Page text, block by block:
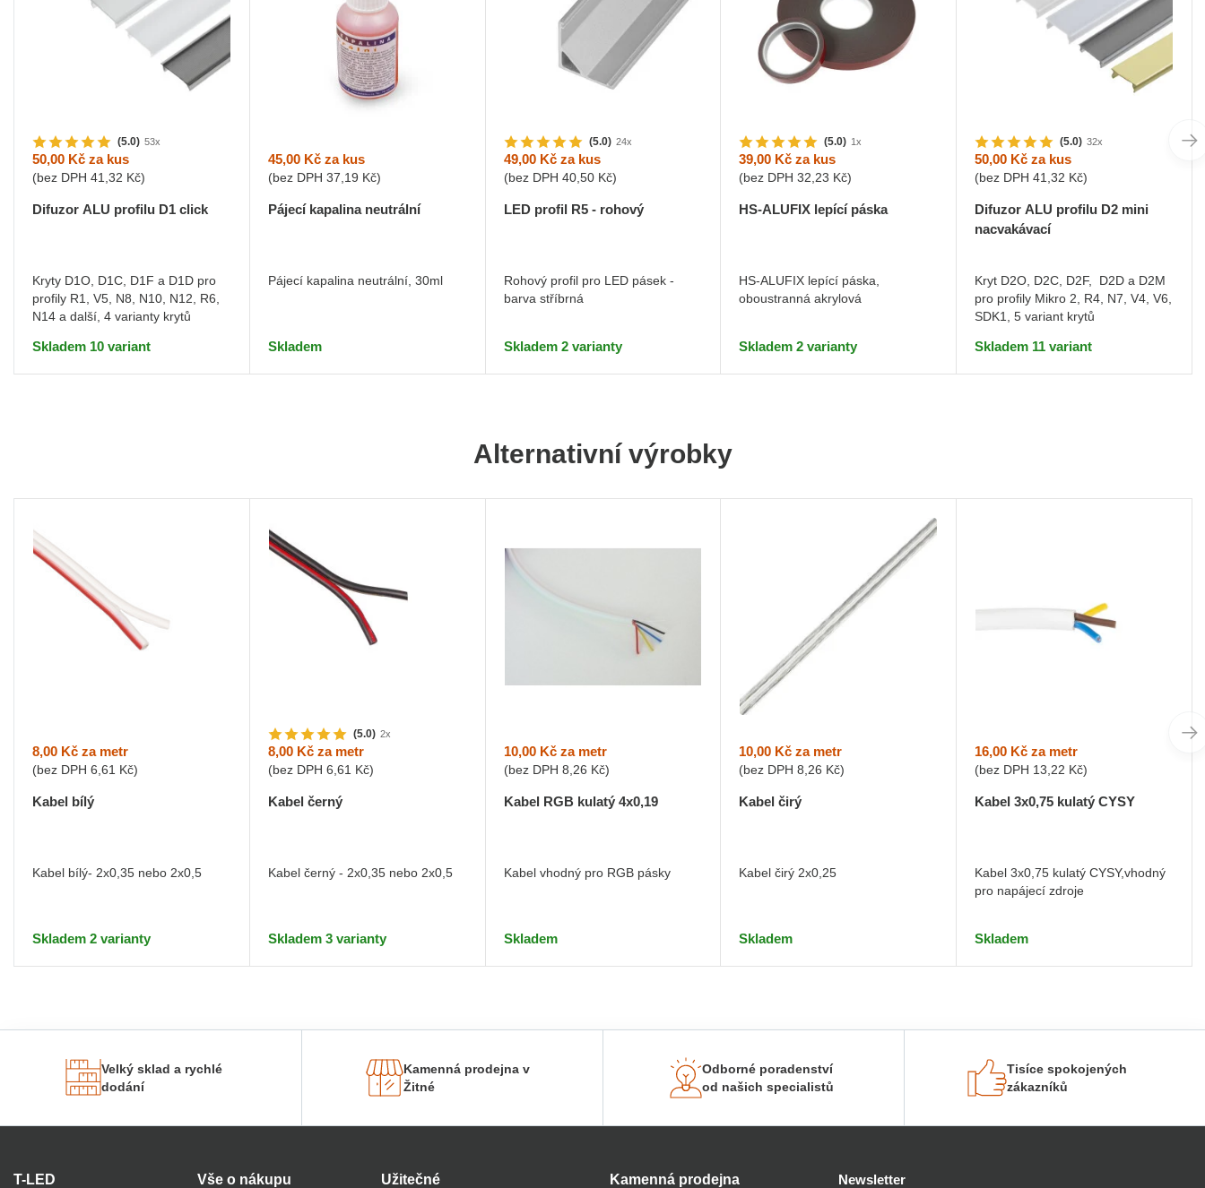
(5.0) 53x
50,00 Kč za kus
(bez DPH 41,32 Kč)
Difuzor ALU profilu D1 click
Kryty D1O, D1C, D1F a D1D pro
profily R1, V5, N8, N10, N12, R6,
N14 a další, 4 varianty krytů
Skladem 10 variant
45,00 Kčza kus
(bez DPH 37,19 Kč)
Pájecí kapalina neutrální
Pájecí kapalina neutrální, 30ml
Skladem
(5.0) 24x
49,00 Kčza kus
(bez DPH 40,50 Kč)
LED profil R5 - rohový
Rohový profil pro LED pásek -
barva stříbrná
Skladem 2 varianty
(5.0) 1x
39,00 Kč za kus
(bez DPH32,23 Kč)
HS-ALUFIX lepící páska
HS-ALUFIX lepící páska,
oboustranná akrylová
Skladem 2 varianty
(5.0) 32x
50,00 Kč za kus
(bez DPH41,32 Kč)
Difuzor ALU profilu D2 mini
nacvakávací
Kryt D2O, D2C, D2F, D2D a D2M
pro profily Mikro 2, R4, N7, V4, V6,
SDK1, 5 variant krytů
Skladem 11 variant
Alternativní výrobky
8,00 Kč za metr
(bez DPH 6,61 Kč)
Kabel bílý
Kabel bílý- 2x0,35 nebo 2x0,5
Skladem 2 varianty
(5.0) 2x
8,00 Kčza metr
(bez DPH 6,61 Kč)
Kabel černý
Kabel černý - 2x0,35 nebo 2x0,5
Skladem 3 varianty
10,00 Kčza metr
(bez DPH 8,26 Kč)
Kabel RGB kulatý 4x0,19
Kabel vhodný pro RGB pásky
Skladem
10,00 Kč za metr
(bez DPH8,26 Kč)
Kabel čirý
Kabel čirý 2x0,25
Skladem
16,00 Kč za metr
(bez DPH 13,22 Kč)
Kabel 3x0,75 kulatý CYSY
Kabel 3x0,75 kulatý CYSY,vhodný
pro napájecí zdroje
Skladem
Velký sklad a rychlé
dodání
Kamenná prodejna v
Žitné
Odborné poradenství
od našich specialistů
Tisíce spokojených
zákazníků
T-LED Vše o nákupu Užitečné Kamenná prodejna Newsletter